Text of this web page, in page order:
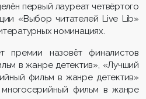
первый лауреат четвёртого
«Выбор читателей Live Lib»
номинациях.
премии назовёт финалистов
в жанре детектив», «Лучший
фильм в жанре детектив»
фильм в жанре